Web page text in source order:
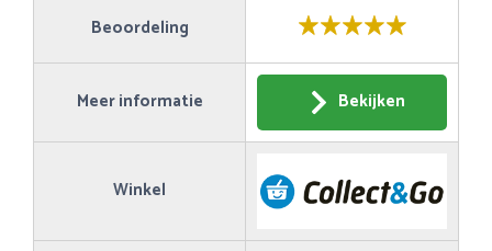
Beoordeling
Meer informatie Bekijken
Winkel